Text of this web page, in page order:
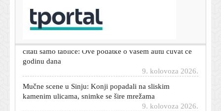
Kad nestanu naplatne kućice u Hrvatskoj, kamere neće
godinu dana
9. kolovoza 2026.
Mučne scene u Sinju: Konji popadali na sliskim
9. kolovoza 2026.
Neviđeni video: Igrač slavio gol, preskočio reklame i